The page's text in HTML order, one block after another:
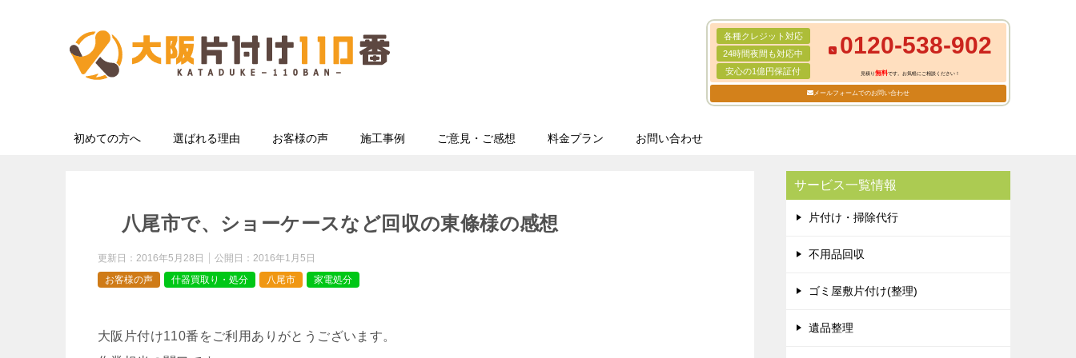
各種クレジット対応
24時間夜間も対応中
安心の1億円保証付
0120-538-902
見積り無料です。お気軽にご相談ください！
メールフォームでのお問い合わせ
初めての方へ 選ばれる理由 お客様の声 施工事例 ご意見・ご感想 料金プラン お問い合わせ
八尾市で、ショーケースなど回収の東條様の感想
更新日： 2016年5月28日 公開日： 2016年1月5日
お客様の声
什器買取り・処分 八尾市 家電処分
大阪片付け110番をご利用ありがとうございます。
サービス一覧情報
片付け・掃除代行
不用品回収
ゴミ屋敷片付け(整理)
遺品整理